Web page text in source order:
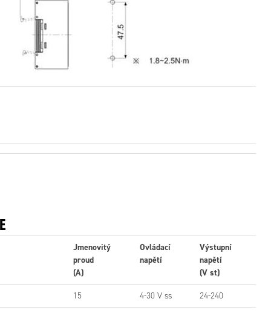
Jmenovitý
proud
(A)
Ovládací
napětí
Výstupní
napětí
(V st)
15 4-30 V ss 24-240